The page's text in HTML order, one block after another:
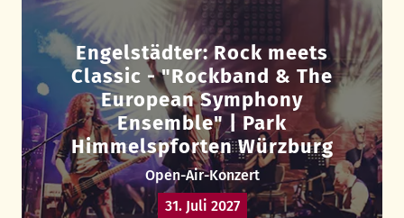
Engelstädter: Rock meets
Classic - "Rockband & The
European Symphony
Ensemble" | Park
Himmelspforten Würzburg
Open-Air-Konzert
31. Juli 2027